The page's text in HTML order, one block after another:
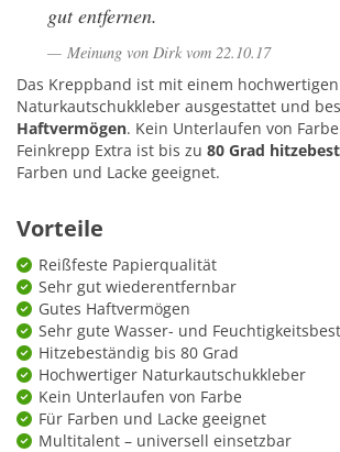
gut entfernen.
Meinung von Dirk vom 22.10.17
Das Kreppband ist mit einem hochwertigen
Naturkautschukkleber ausgestattet und
Haftvermögen. Kein Unterlaufen von
Feinkrepp Extra ist bis zu 80 Grad
Farben und Lacke geeignet.
Vorteile
Reißfeste Papierqualität
Sehr gut wiederentfernbar
Gutes Haftvermögen
Sehr gute Wasser- und
Hitzebeständig bis 80 Grad
Hochwertiger Naturkautschukkleber
Kein Unterlaufen von Farbe
Für Farben und Lacke geeignet
Multitalent – universell einsetzbar